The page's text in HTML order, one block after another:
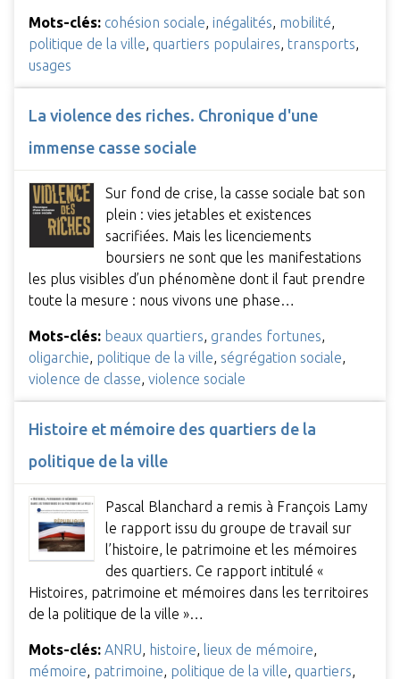
Mots-clés: cohésion sociale, inégalités, mobilité,
politique de la ville, quartiers populaires, transports,
usages
La violence des riches. Chronique d'une
immense casse sociale
Sur fond de crise, la casse sociale bat son
plein : vies jetables et existences
sacrifiées. Mais les licenciements
boursiers ne sont que les manifestations
les plus visibles d’un phénomène dont il faut prendre
toute la mesure : nous vivons une phase…
Mots-clés: beaux quartiers, grandes fortunes,
oligarchie, politique de la ville, ségrégation sociale,
violence de classe, violence sociale
Histoire et mémoire des quartiers de la
politique de la ville
Pascal Blanchard a remis à François Lamy
le rapport issu du groupe de travail sur
l’histoire, le patrimoine et les mémoires
des quartiers. Ce rapport intitulé «
Histoires, patrimoine et mémoires dans les territoires
de la politique de la ville »…
Mots-clés: ANRU, histoire, lieux de mémoire,
mémoire, patrimoine, politique de la ville, quartiers,